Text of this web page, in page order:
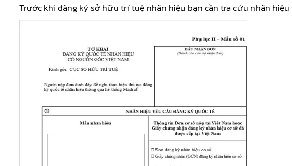
Trước khi đăng ký sở hữu trí tuệ nhãn hiệu bạn cần tra cứu nhãn